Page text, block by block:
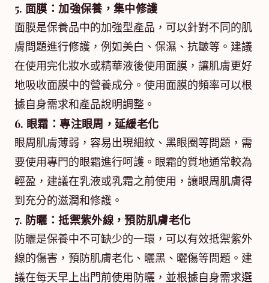
5. 面膜：加強保養，集中修護
面膜是保養品中的加強型產品，可以針對不同的肌
膚問題進行修護，例如美白、保濕、抗皺等。建議
在使用完化妝水或精華液後使用面膜，讓肌膚更好
地吸收面膜中的營養成分。使用面膜的頻率可以根
據自身需求和產品說明調整。
6. 眼霜：專注眼周，延緩老化
眼周肌膚薄弱，容易出現細紋、黑眼圈等問題，需
要使用專門的眼霜進行呵護。眼霜的質地通常較為
輕盈，建議在乳液或乳霜之前使用，讓眼周肌膚得
到充分的滋潤和修護。
7. 防曬：抵禦紫外線，預防肌膚老化
防曬是保養中不可缺少的一環，可以有效抵禦紫外
線的傷害，預防肌膚老化、曬黑、曬傷等問題。建
議在每天早上出門前使用防曬，並根據自身需求選